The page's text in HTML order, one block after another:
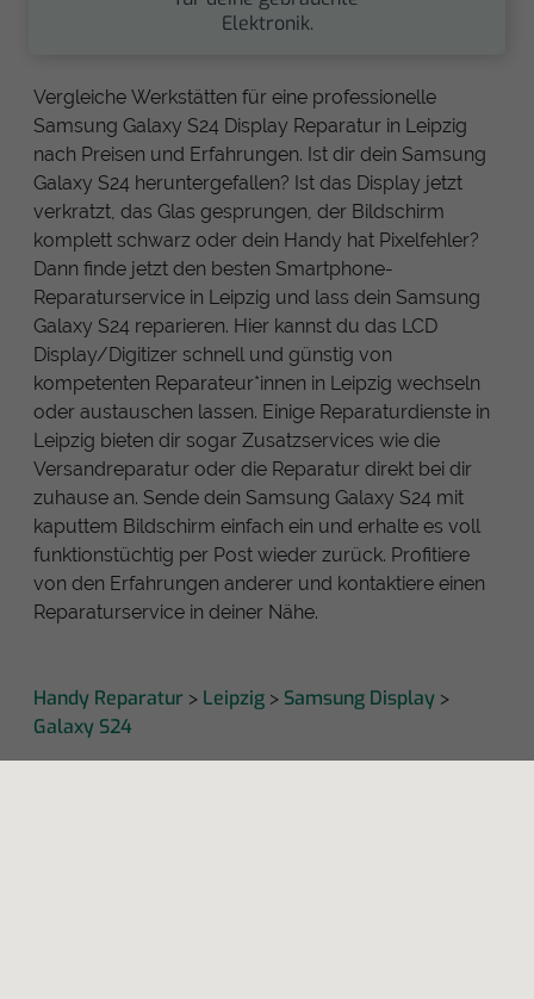
Elektronik.
Vergleiche Werkstätten für eine professionelle
Samsung Galaxy S24 Display Reparatur in Leipzig
nach Preisen und Erfahrungen. Ist dir dein Samsung
Galaxy S24 heruntergefallen? Ist das Display jetzt
verkratzt, das Glas gesprungen, der Bildschirm
komplett schwarz oder dein Handy hat Pixelfehler?
Dann finde jetzt den besten Smartphone-
Reparaturservice in Leipzig und lass dein Samsung
Galaxy S24 reparieren. Hier kannst du das LCD
Display/Digitizer schnell und günstig von
kompetenten Reparateur*innen in Leipzig wechseln
oder austauschen lassen. Einige Reparaturdienste in
Leipzig bieten dir sogar Zusatzservices wie die
Versandreparatur oder die Reparatur direkt bei dir
zuhause an. Sende dein Samsung Galaxy S24 mit
kaputtem Bildschirm einfach ein und erhalte es voll
funktionstüchtig per Post wieder zurück. Profitiere
von den Erfahrungen anderer und kontaktiere einen
Reparaturservice in deiner Nähe.
Handy Reparatur > Leipzig > Samsung Display >
Galaxy S24